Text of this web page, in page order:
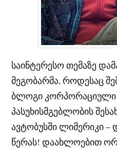
საინტერესო თემაზე
მეგობარმა, როდესაც
ბლოგი
პასუხისმგებლობის
ავტობუსში ლიმერიკი –
წერას! დაახლოებით